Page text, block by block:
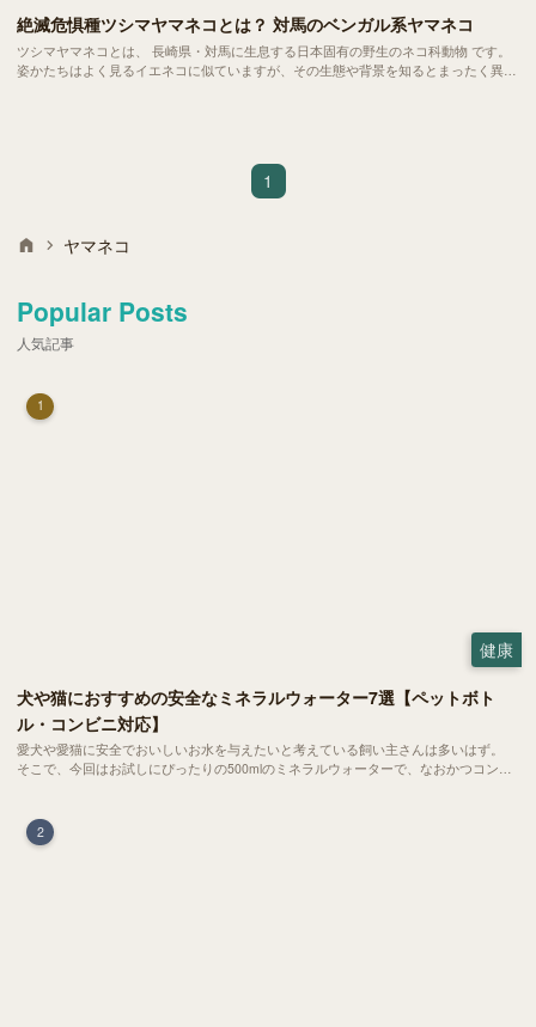
絶滅危惧種ツシマヤマネコとは？ 対馬のベンガル系ヤマネコ
ツシマヤマネコとは、 長崎県・対馬に生息する日本固有の野生のネコ科動物 です。
姿かたちはよく見るイエネコに似ていますが、その生態や背景を知るとまったく異な
1
ヤマネコ
Popular Posts
人気記事
1
健康
犬や猫におすすめの安全なミネラルウォーター7選【ペットボト
ル・コンビニ対応】
愛犬や愛猫に安全でおいしいお水を与えたいと考えている飼い主さんは多いはず。
そこで、今回はお試しにぴったりの500mlのミネラルウォーターで、なおかつコンビ
2